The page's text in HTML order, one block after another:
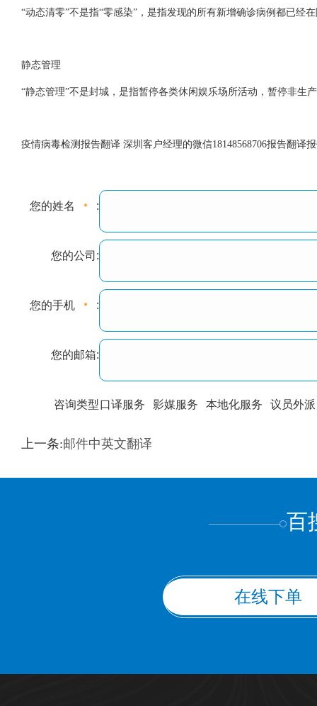
“动态清零”不是指“零感染”，是指发现的所有新增确诊病例都已
静态管理
“静态管理”不是封城，是指暂停各类休闲娱乐场所活动，暂停非
疫情病毒检测报告翻译 深圳客户经理的微信18148568706报告翻译
您的姓名 :
您的公司:
您的手机 :
您的邮箱:
咨询类型口译服务 影媒服务 本地化服务 议员外派
训翻译 标准级
上一条:邮件中英文翻译
百
在线下单